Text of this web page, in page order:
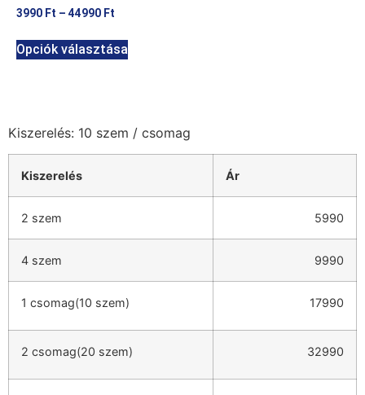
3990 Ft – 44990 Ft
Opciók választása
Kiszerelés: 10 szem / csomag
Kiszerelés Ár
2 szem 5990
4 szem 9990
1 csomag(10 szem) 17990
2 csomag(20 szem) 32990